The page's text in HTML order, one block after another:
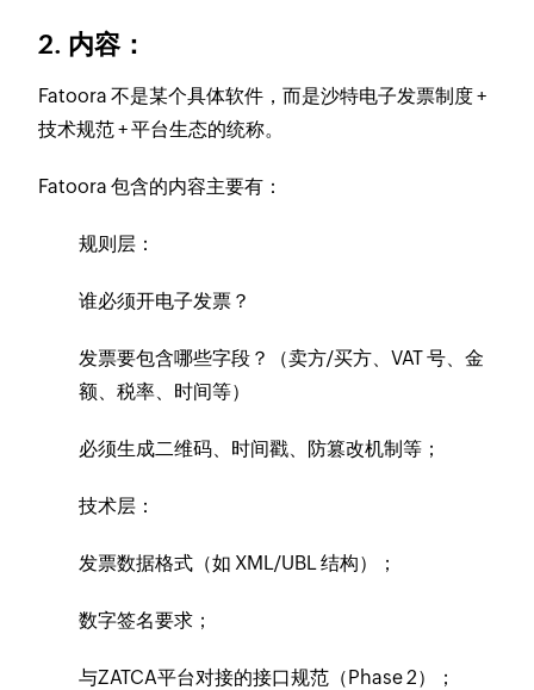
2. 内容：
Fatoora 不是某个具体软件，而是沙特电子发票制度 +
技术规范 + 平台生态的统称。
Fatoora 包含的内容主要有：
规则层：
谁必须开电子发票？
发票要包含哪些字段？（卖方/买方、VAT 号、金
额、税率、时间等）
必须生成二维码、时间戳、防篡改机制等；
技术层：
发票数据格式（如 XML/UBL 结构）；
数字签名要求；
与ZATCA平台对接的接口规范（Phase 2）；